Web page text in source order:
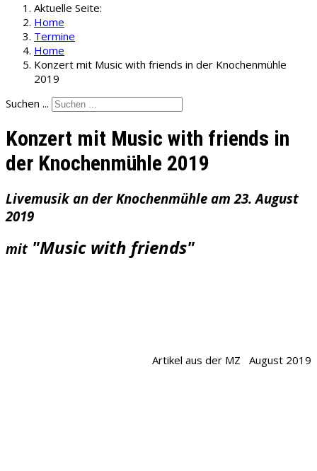
Aktuelle Seite:
Home
Termine
Home
Konzert mit Music with friends in der Knochenmühle
2019
Suchen ...
Konzert mit Music with friends in
der Knochenmühle 2019
Livemusik an der Knochenmühle am 23. August
2019
mit "Music with friends"
Artikel aus der MZ August 2019